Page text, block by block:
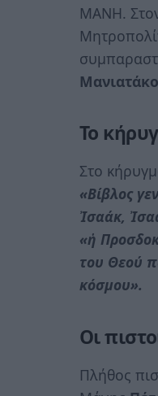
ΜΑΝΗ.
Το
Στο
«Βίβλος
Ἰσαάκ,
«ἡ
του Θεού
κόσμου».
Οι
Πλήθος